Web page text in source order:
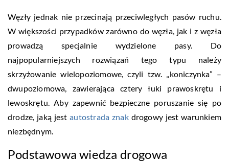
Węzły jednak nie przecinają przeciwległych pasów ruchu.
W większości przypadków zarówno do węzła, jak i z węzła
prowadzą specjalnie wydzielone pasy. Do
najpopularniejszych rozwiązań tego typu należy
skrzyżowanie wielopoziomowe, czyli tzw. „koniczynka” –
dwupoziomowa, zawierająca cztery łuki prawoskrętu i
lewoskrętu. Aby zapewnić bezpieczne poruszanie się po
drodze, jaką jestautostrada znakdrogowy jest warunkiem
niezbędnym.
Podstawowa wiedza drogowa